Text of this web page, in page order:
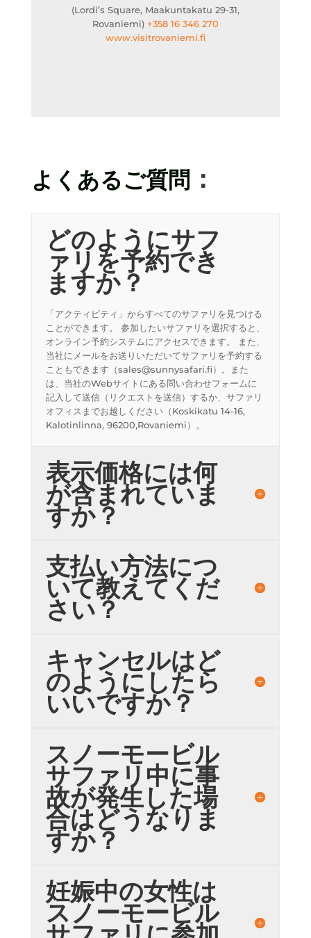
(Lordi’s Square, Maakuntakatu 29-31,
Rovaniemi) +358 16 346 270
www.visitrovaniemi.fi
よくあるご質問：
どのようにサフ
ァリを予約でき
ますか？
「アクティビティ」からすべてのサファリを見つける
ことができます。 参加したいサファリを選択すると、
オンライン予約システムにアクセスできます。 また、
当社にメールをお送りいただいてサファリを予約する
こともできます（sales@sunnysafari.fi）。また
は、当社のWebサイトにある問い合わせフォームに
記入して送信（リクエストを送信）するか、サファリ
オフィスまでお越しください（Koskikatu 14-16,
Kalotinlinna, 96200,Rovaniemi）。
表示価格には何
が含まれていま
すか？
支払い方法につ
いて教えてくだ
さい？
キャンセルはど
のようにしたら
いいですか？
スノーモービル
サファリ中に事
故が発生した場
合はどうなりま
すか？
妊娠中の女性は
スノーモービル